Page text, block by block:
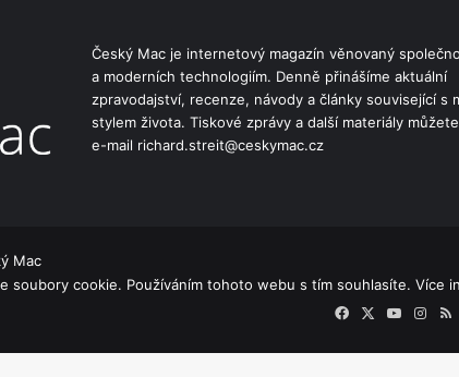
Český Mac je internetový magazín věnovaný
a moderních technologiím. Denně přinášíme aktuální
zpravodajství, recenze, návody a články související s
stylem života. Tiskové zprávy a další materiály
e-mail richard.streit@ceskymac.cz
Mac
soubory cookie. Používáním tohoto webu s tím souhlasíte. Více
FacebookYouTube